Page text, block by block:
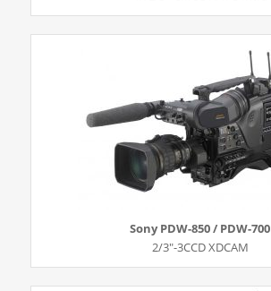
Sony PDW-850 / PDW-700
2/3″-3CCD XDCAM